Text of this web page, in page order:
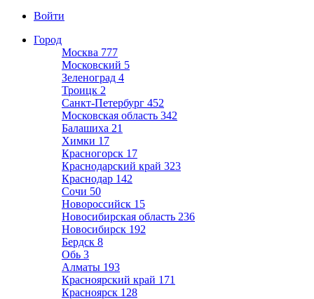
Войти
Город
Москва 777
Московский 5
Зеленоград 4
Троицк 2
Санкт-Петербург 452
Московская область 342
Балашиха 21
Химки 17
Красногорск 17
Краснодарский край 323
Краснодар 142
Сочи 50
Новороссийск 15
Новосибирская область 236
Новосибирск 192
Бердск 8
Обь 3
Алматы 193
Красноярский край 171
Красноярск 128